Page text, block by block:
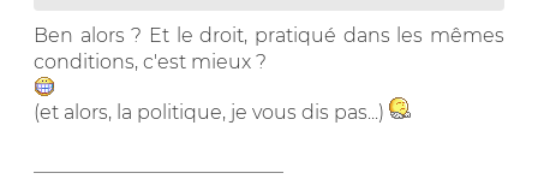
Ben alors ? Et le droit, pratiqué dans les mêmes
conditions, c'est mieux ?
(et alors, la politique, je vous dis pas...)